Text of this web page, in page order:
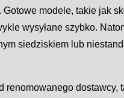
Gotowe modele, takie jak
wysyłane szybko.
siedziskiem lub
renomowanego dostawcy,